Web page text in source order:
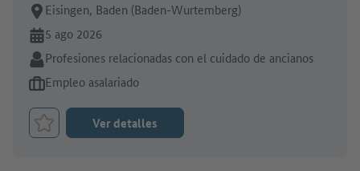
Lugar de trabajo:
Eisingen, Baden (Baden-Wurtemberg)
En línea desde:
5 ago 2026
Sector:
Profesiones relacionadas con el cuidado de ancianos
Tipo de oferta de empleo:
Empleo asalariado
Marcar el trabajo como favorito
Ver detalles